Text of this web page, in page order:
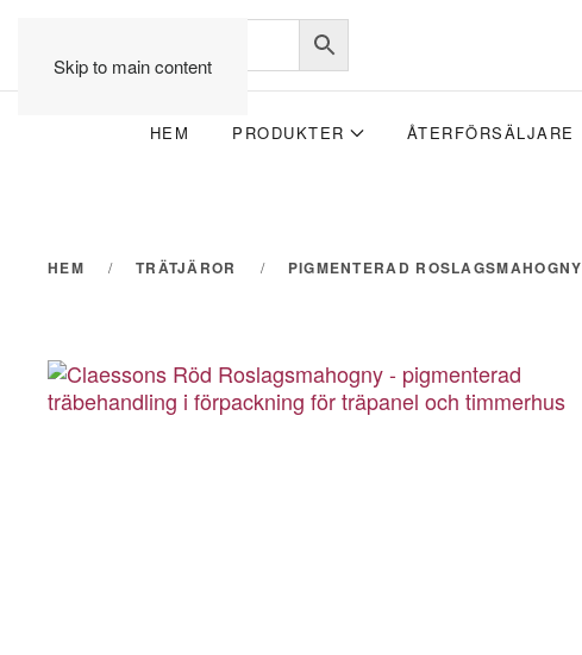
Skip to main content
HEM PRODUKTER ÅTERFÖRSÄLJARE
HEM TRÄTJÄROR PIGMENTERAD ROSLAGSMAHOGNY